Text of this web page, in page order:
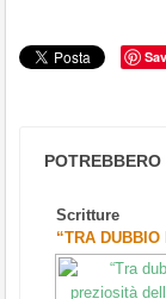
Scritture
“TRA